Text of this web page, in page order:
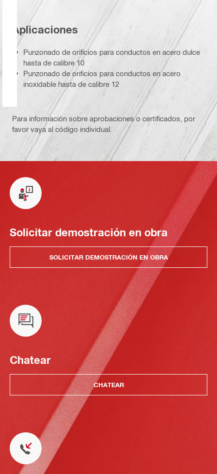
Aplicaciones
Punzonado de orificios para conductos en acero dulce
hasta de calibre 10
Punzonado de orificios para conductos en acero
inoxidable hasta de calibre 12
Para información sobre aprobaciones o certificados, por
favor vaya al código individual.
Solicitar demostración en obra
SOLICITAR DEMOSTRACIÓN EN OBRA
Chatear
CHATEAR